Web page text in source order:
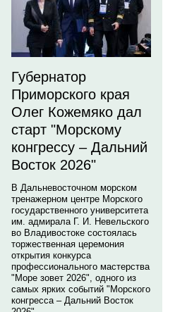
Губернатор
Приморского края
Олег Кожемяко дал
старт "Морскому
конгрессу – Дальний
Восток 2026"
В Дальневосточном морском
тренажерном центре Морского
государственного университета
им. адмирала Г. И. Невельского
во Владивостоке состоялась
торжественная церемония
открытия конкурса
профессионального мастерства
"Море зовет 2026", одного из
самых ярких событий "Морского
конгресса – Дальний Восток